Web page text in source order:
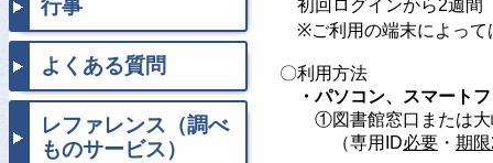
行事
よくある質問
レファレンス（調べ
ものサービス）
初回ログインから2週間
※ご利用の端末によって
〇利用方法
・パソコン、スマート
①図書館窓口または大崎
（専用ID必要 ・ 期